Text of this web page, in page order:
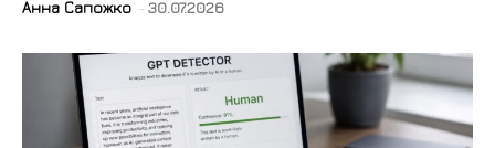
Анна Сапожко - 30.07.2026